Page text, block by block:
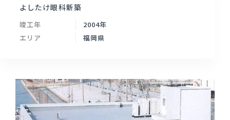
よしたけ眼科新築
竣工年
2004年
エリア
福岡県